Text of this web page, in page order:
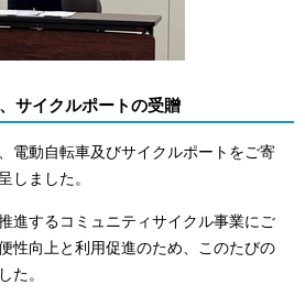
サイクルポートの受贈
電動自転車及びサイクルポートをご寄
しました。
進するコミュニティサイクル事業にご
性向上と利用促進のため、このたびの
た。